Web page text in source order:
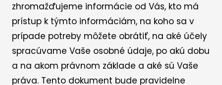
zhromažďujeme informácie od Vás, kto má
prístup k týmto informáciám, na koho sa v
prípade potreby môžete obrátiť, na aké účely
spracúvame Vaše osobné údaje, po akú dobu
a na akom právnom základe a aké sú Vaše
práva. Tento dokument bude pravidelne